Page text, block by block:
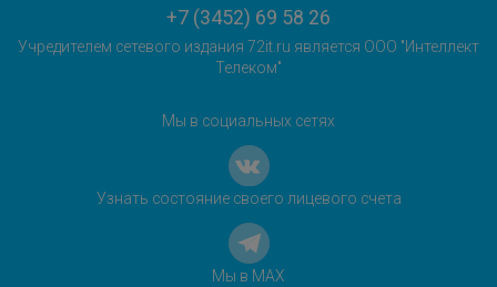
+7 (3452) 69 58 26
Учредителем сетевого издания 72it.ru является ООО "Интеллект
Телеком"
Мы в социальных сетях
Узнать состояние своего лицевого счета
Мы в MAX